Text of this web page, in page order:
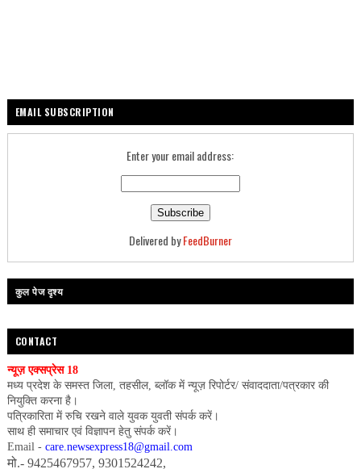
EMAIL SUBSCRIPTION
Enter your email address:
Delivered byFeedBurner
कुल पेज दृश्य
CONTACT
न्यूज़ एक्सप्रेस 18
मध्य प्रदेश के समस्त जिला, तहसील, ब्लॉक में न्यूज़ रिपोर्टर/ संवाददाता/पत्रकार की
नियुक्ति करना है।
पत्रिकारिता में रुचि रखने वाले युवक युवती संपर्क करें।
साथ ही समाचार एवं विज्ञापन हेतु संपर्क करें।
Email - care.newsexpress18@gmail.com
मो.- 9425467957, 9301524242,